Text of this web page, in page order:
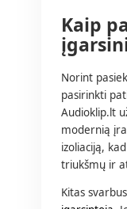
Kaip
Norint
pasirinkti
Audioklip.lt
modernią
izoliaciją,
triukšmų ir
Kitas